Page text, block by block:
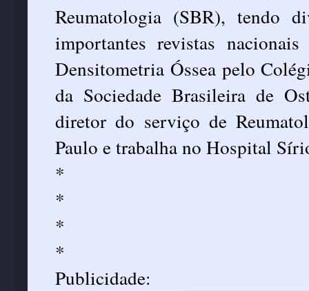
Reumatologia (SBR), tendo
importantes revistas
Densitometria Óssea pelo
da Sociedade Brasileira de
diretor do serviço de
Paulo e trabalha no Hospital
*
*
*
*
Publicidade: